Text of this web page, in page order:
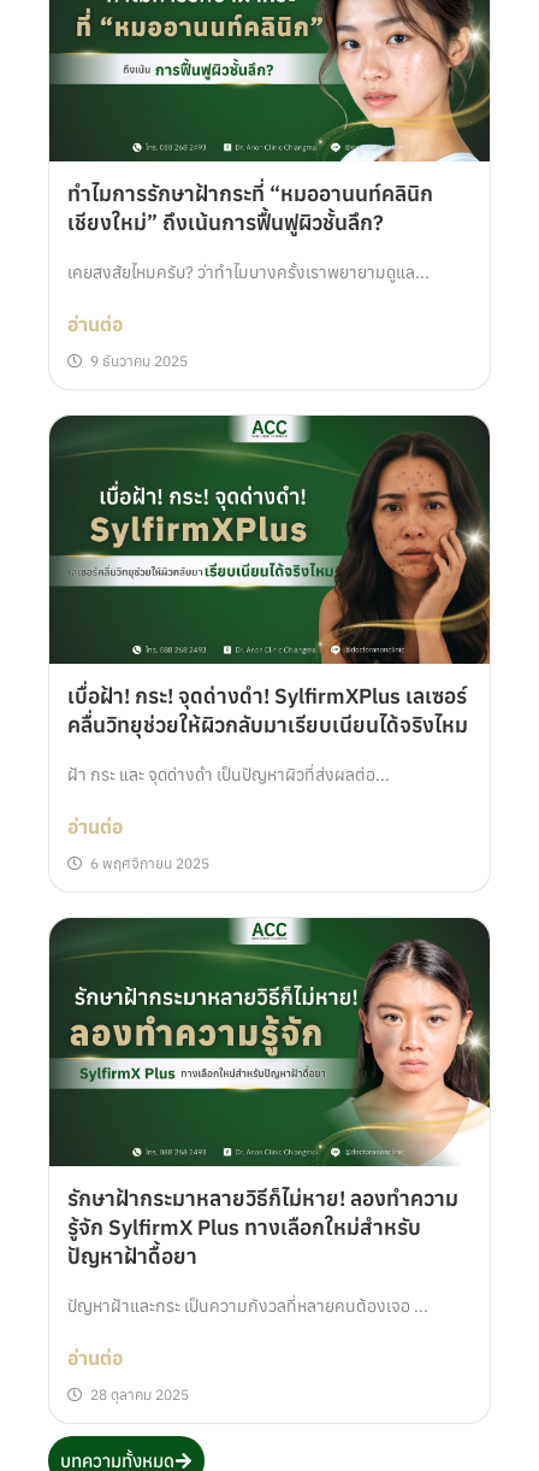
ทำไมการรักษาฝ้ากระที่ “หมออานนท์คลินิก
เชียงใหม่” ถึงเน้นการฟื้นฟูผิวชั้นลึก?
เคยสงสัยไหมครับ? ว่าทำไมบางครั้งเราพยายามดูแล...
อ่านต่อ
9 ธันวาคม 2025
เบื่อฝ้า! กระ! จุดด่างดำ! SylfirmXPlus เลเซอร์
คลื่นวิทยุช่วยให้ผิวกลับมาเรียบเนียนได้จริงไหม
ฝ้า กระ และ จุดด่างดำ เป็นปัญหาผิวที่ส่งผลต่อ...
อ่านต่อ
6 พฤศจิกายน 2025
รักษาฝ้ากระมาหลายวิธีก็ไม่หาย! ลองทำความ
รู้จัก SylfirmX Plus ทางเลือกใหม่สำหรับ
ปัญหาฝ้าดื้อยา
ปัญหาฝ้าและกระ เป็นความกังวลที่หลายคนต้องเจอ ...
อ่านต่อ
28 ตุลาคม 2025
บทความทั้งหมด